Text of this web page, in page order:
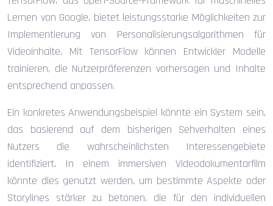
Lernen von Google, bietet leistungsstarke Möglichkeiten zur
Implementierung von Personalisierungsalgorithmen für
Videoinhalte. Mit TensorFlow können Entwickler Modelle
trainieren, die Nutzerpräferenzen vorhersagen und Inhalte
entsprechend anpassen.
Ein konkretes Anwendungsbeispiel könnte ein System sein,
das basierend auf dem bisherigen Sehverhalten eines
Nutzers die wahrscheinlichsten Interessengebiete
identifiziert. In einem immersiven Videodokumentarfilm
könnte dies genutzt werden, um bestimmte Aspekte oder
Storylines stärker zu betonen, die für den individuellen